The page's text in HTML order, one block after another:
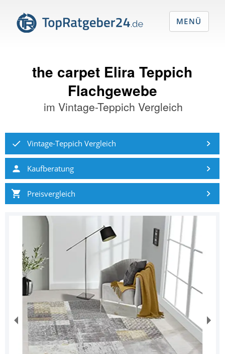
the carpet Elira Teppich
Flachgewebe
imVintage-Teppich Vergleich
Vintage-Teppich Vergleich
Kaufberatung
Preisvergleich
MENÜ